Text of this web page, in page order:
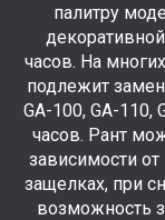
палитру
часов. На
подлежит
GA-100, GA-110,
часов. Рант
зависимости
защелках, при
возможность